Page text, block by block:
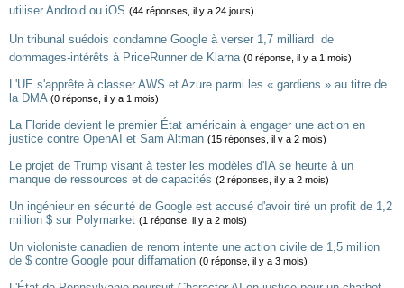
utiliser Android ou iOS (44 réponses, il y a 24 jours)
Un tribunal suédois condamne Google à verser 1,7 milliard  de
dommages-intérêts à PriceRunner de Klarna (0 réponse, il y a 1 mois)
L'UE s'apprête à classer AWS et Azure parmi les « gardiens » au titre de
la DMA (0 réponse, il y a 1 mois)
La Floride devient le premier État américain à engager une action en
justice contre OpenAI et Sam Altman (15 réponses, il y a 2 mois)
Le projet de Trump visant à tester les modèles d'IA se heurte à un
manque de ressources et de capacités (2 réponses, il y a 2 mois)
Un ingénieur en sécurité de Google est accusé d'avoir tiré un profit de 1,2
million $ sur Polymarket (1 réponse, il y a 2 mois)
Un violoniste canadien de renom intente une action civile de 1,5 million
de $ contre Google pour diffamation (0 réponse, il y a 3 mois)